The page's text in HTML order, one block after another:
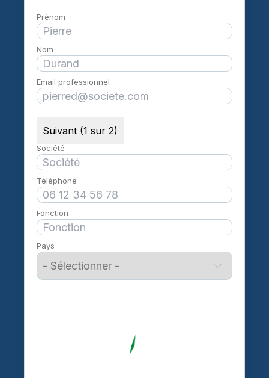
Prénom
Nom
Email professionnel
Suivant (1 sur 2)
Société
Téléphone
Fonction
Pays